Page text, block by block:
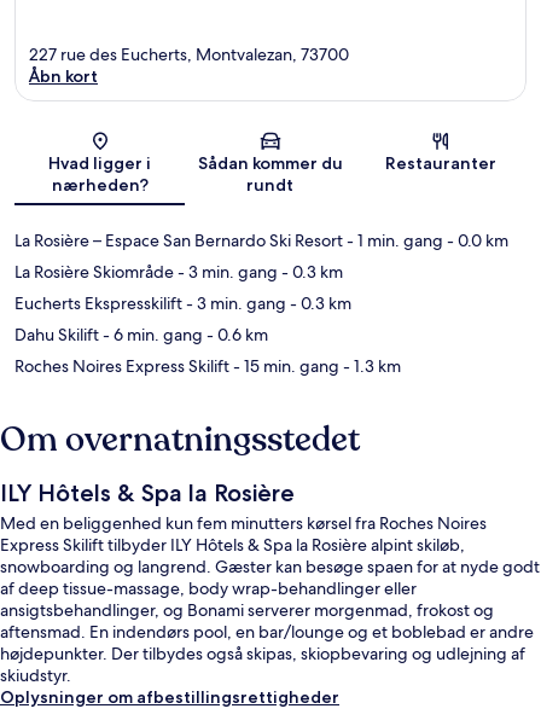
Kort
227 rue des Eucherts, Montvalezan, 73700
Åbn kort
Hvad ligger i
nærheden?
Sådan kommer du
rundt
Restauranter
La Rosière – Espace San Bernardo Ski Resort- 1 min. gang - 0.0 km
La Rosière Skiområde- 3 min. gang - 0.3 km
Eucherts Ekspresskilift- 3 min. gang - 0.3 km
Dahu Skilift- 6 min. gang - 0.6 km
Roches Noires Express Skilift- 15 min. gang - 1.3 km
Om overnatningsstedet
ILY Hôtels & Spa la Rosière
Med en beliggenhed kun fem minutters kørsel fra Roches Noires
Express Skilift tilbyder ILY Hôtels & Spa la Rosière alpint skiløb,
snowboarding og langrend. Gæster kan besøge spaen for at nyde godt
af deep tissue-massage, body wrap-behandlinger eller
ansigtsbehandlinger, og Bonami serverer morgenmad, frokost og
aftensmad. En indendørs pool, en bar/lounge og et boblebad er andre
højdepunkter. Der tilbydes også skipas, skiopbevaring og udlejning af
skiudstyr.
Oplysninger om afbestillingsrettigheder